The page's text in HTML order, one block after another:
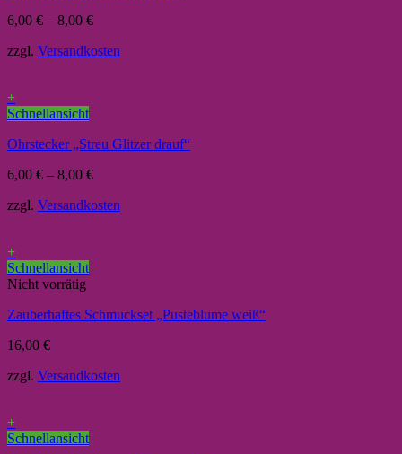
6,00 € – 8,00 €
zzgl. Versandkosten
+
Schnellansicht
Ohrstecker „Streu Glitzer drauf“
6,00 € – 8,00 €
zzgl. Versandkosten
+
Schnellansicht
Nicht vorrätig
Zauberhaftes Schmuckset „Pusteblume weiß“
16,00 €
zzgl. Versandkosten
+
Schnellansicht